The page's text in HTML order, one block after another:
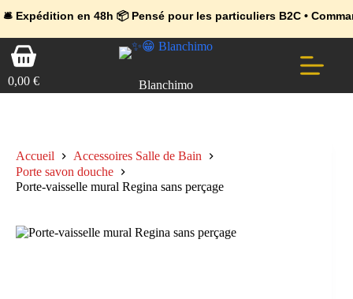
en 48h 📦 Pensé pour les particuliers B2C • Commande
🔥 Déjà adopté par les pros 👉 Passez en Espace Pro B2B 📦
💼 Offres réservées aux professionnels 🚀 Rejoignez l’Espace Pro
PasserPanier
d’achat
0,00 € Blanchimo
Accueil
Accessoires Salle de Bain
Porte savon douche
Porte-vaisselle mural Regina sans perçage